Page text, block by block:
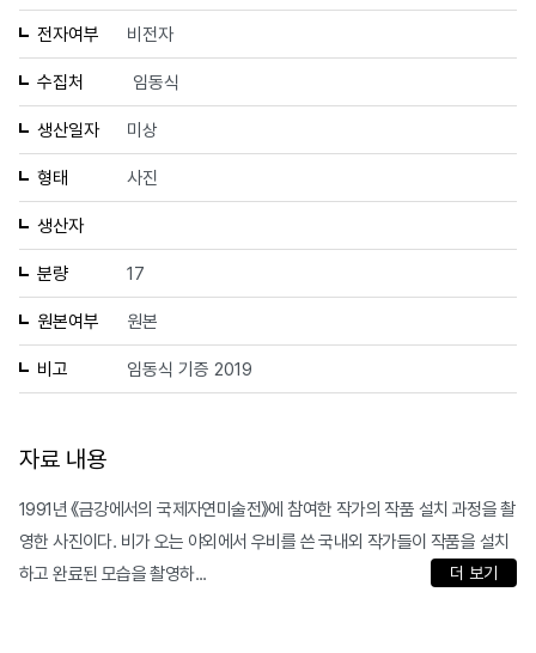
전자여부 비전자
수집처 임동식
생산일자 미상
형태 사진
생산자
분량 17
원본여부 원본
비고 임동식 기증 2019
자료 내용
1991년 《금강에서의 국제자연미술전》에 참여한 작가의 작품 설치 과정을 촬
영한 사진이다. 비가 오는 야외에서 우비를 쓴 국내외 작가들이 작품을 설치
하고 완료된 모습을 촬영하...
더 보기